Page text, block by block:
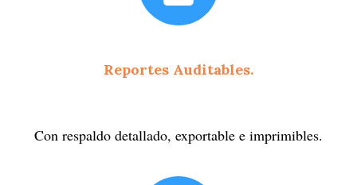
Reportes Auditables.
Con respaldo detallado, exportable e imprimibles.